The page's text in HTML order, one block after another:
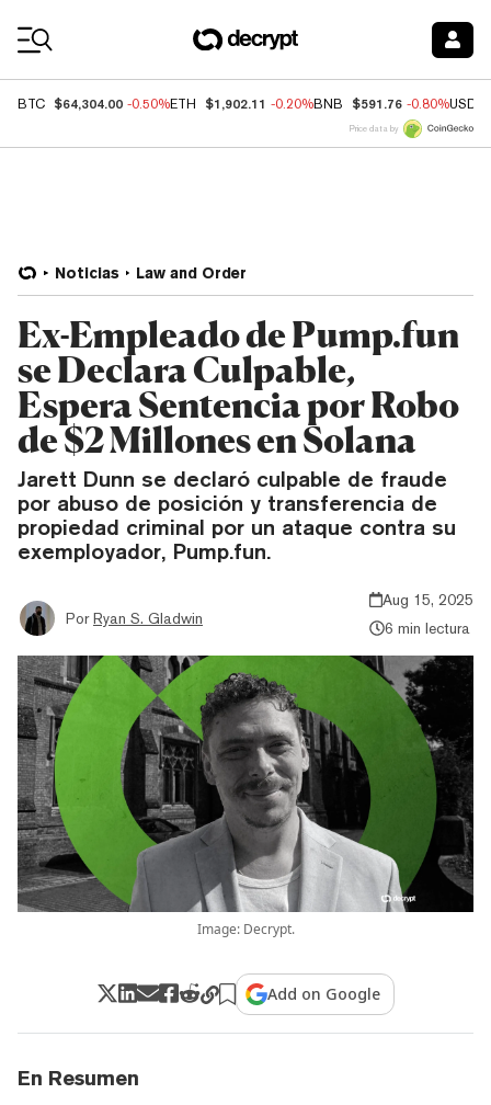
BTC $64,304.00 -0.50%ETH $1,902.11 -0.20%BNB $591.76 -0.80%USDC
Price data by
Noticias Law and Order
Ex-Empleado de Pump.fun
se Declara Culpable,
Espera Sentencia por Robo
de $2 Millones en Solana
Jarett Dunn se declaró culpable de fraude
por abuso de posición y transferencia de
propiedad criminal por un ataque contra su
exemployador, Pump.fun.
Por Ryan S. Gladwin
Aug 15, 2025
6 min lectura
Image: Decrypt.
Add on Google
En Resumen